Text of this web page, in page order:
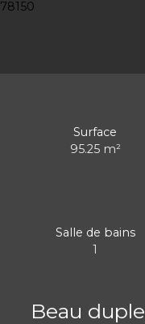
Surface
95.25 m²
Salle de bains
1
Beau